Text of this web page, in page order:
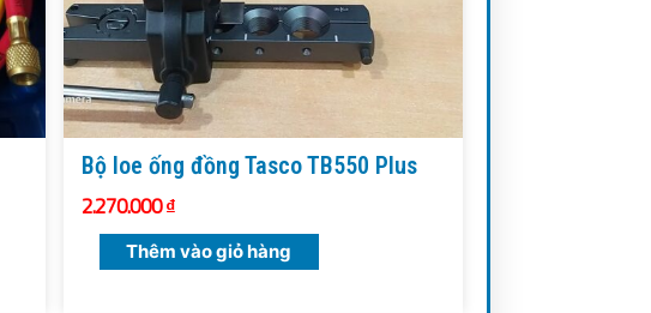
Bộ loe ống đồng Tasco TB550 Plus
2.270.000₫
Thêm vào giỏ hàng